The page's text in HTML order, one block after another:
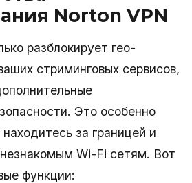
Norton VPN
разблокирует гео-
стриминговых сервисов,
Это особенно
за границей и
Wi-Fi сетям. Вот
функции: